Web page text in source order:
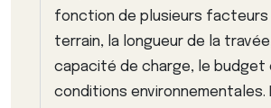
fonction de plusieurs facteurs
terrain, la longueur de la
capacité de charge, le budget
conditions environnementales.